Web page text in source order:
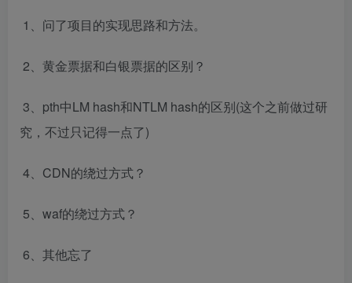
​ 1、问了项目的实现思路和方法。
​ 2、黄金票据和白银票据的区别？
​ 3、pth中LM hash和NTLM hash的区别(这个之前做过研
究，不过只记得一点了)
​ 4、CDN的绕过方式？
​ 5、waf的绕过方式？
​ 6、其他忘了